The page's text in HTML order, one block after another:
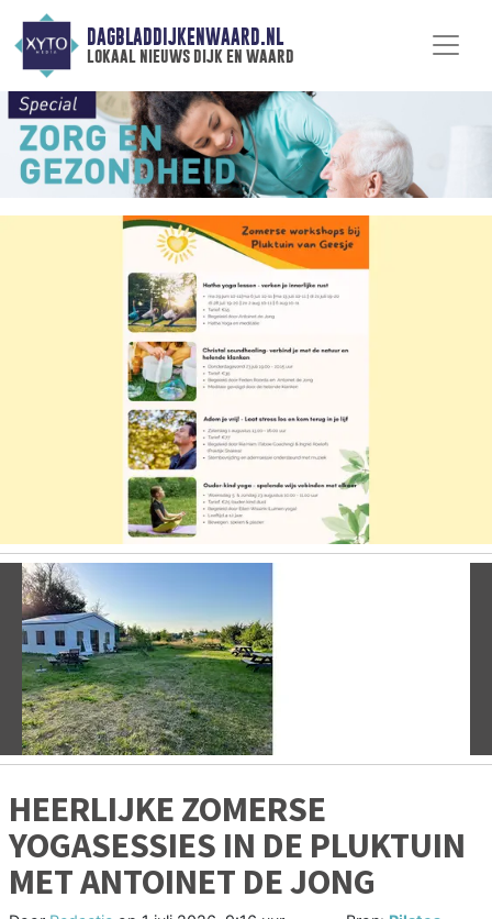
DAGBLADDIJKENWAARD.NL
lokaal nieuws dijk en waard
Vorige
HEERLIJKE ZOMERSE
YOGASESSIES IN DE PLUKTUIN
MET ANTOINET DE JONG